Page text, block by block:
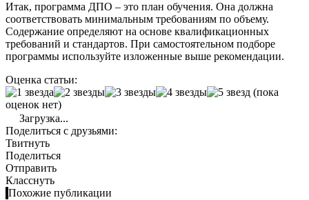
Итак, программа ДПО – это план обучения. Она должна
соответствовать минимальным требованиям по объему.
Содержание определяют на основе квалификационных
требований и стандартов. При самостоятельном подборе
программы используйте изложенные выше рекомендации.
Оценка статьи:
(пока
оценок нет)
Загрузка...
Поделиться с друзьями:
Твитнуть
Поделиться
Отправить
Класснуть
Похожие публикации